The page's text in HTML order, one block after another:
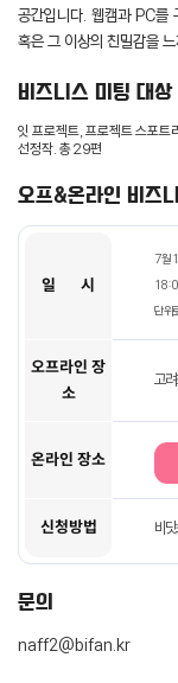
공간입니다. 웹캠과 PC를
혹은 그 이상의 친밀감을
비즈니스 미팅 대
잇 프로젝트, 프로젝트 스포트
선정작. 총 29편
오프&온라인 비즈
일 시
7월
단위
오프라인 장
소
고
온라인 장소
신청방법 비
문의
naff2@bifan.kr